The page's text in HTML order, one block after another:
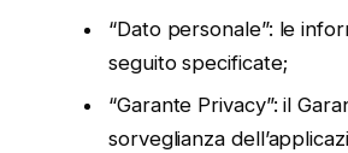
“Dato personale”: le
seguito specificate;
“Garante Privacy”: il
sorveglianza